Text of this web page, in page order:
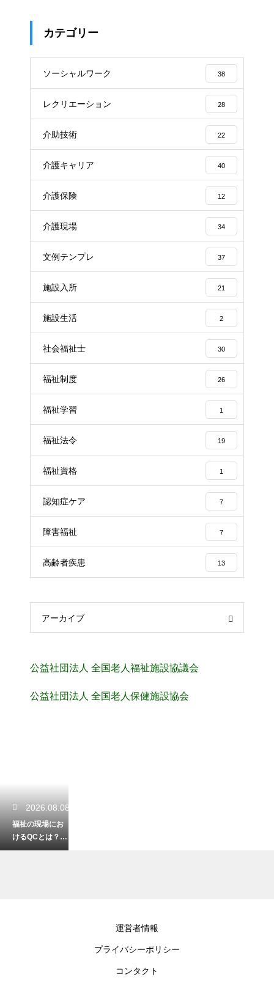
カテゴリー
ソーシャルワーク 38
レクリエーション 28
介助技術 22
介護キャリア 40
介護保険 12
介護現場 34
文例テンプレ 37
施設入所 21
施設生活 2
社会福祉士 30
福祉制度 26
福祉学習 1
福祉法令 19
福祉資格 1
認知症ケア 7
障害福祉 7
高齢者疾患 13
アーカイブ
公益社団法人 全国老人福祉施設協議会
公益社団法人 全国老人保健施設協会
2026.08.08
福祉の現場にお
けるQCとは？業
務改善に繋がる
運営者情報
プライバシーポリシー
コンタクト